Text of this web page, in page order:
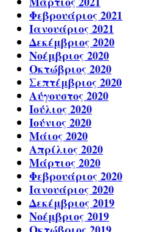
Φεβρουάριος 2021
Ιανουάριος 2021
Δεκέμβριος 2020
Νοέμβριος 2020
Οκτώβριος 2020
Σεπτέμβριος 2020
Αύγουστος 2020
Ιούλιος 2020
Ιούνιος 2020
Μάιος 2020
Απρίλιος 2020
Μάρτιος 2020
Φεβρουάριος 2020
Ιανουάριος 2020
Δεκέμβριος 2019
Νοέμβριος 2019